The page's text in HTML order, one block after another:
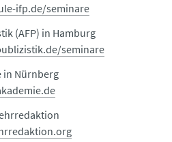
ifp.de/seminare
(AFP) in Hamburg
seminare
in Nürnberg